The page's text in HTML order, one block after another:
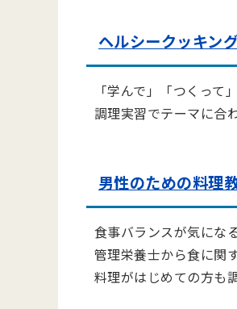
ヘルシークッキン
「学んで」「つくって
調理実習でテーマに合
男性のための料理
食事バランスが気にな
管理栄養士から食に関
料理がはじめての方も